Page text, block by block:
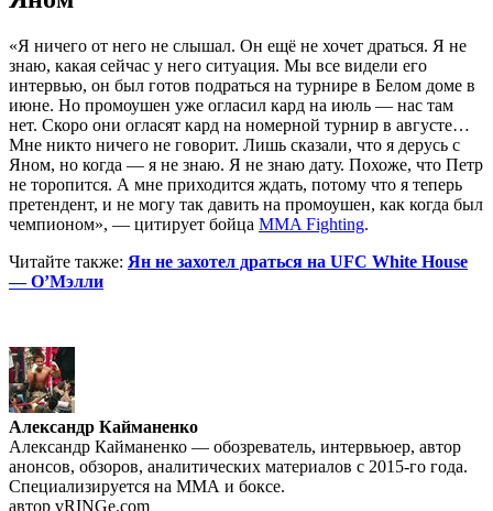
«Я ничего от него не слышал. Он ещё не хочет драться. Я не
знаю, какая сейчас у него ситуация. Мы все видели его
интервью, он был готов подраться на турнире в Белом доме в
июне. Но промоушен уже огласил кард на июль — нас там
нет. Скоро они огласят кард на номерной турнир в августе…
Мне никто ничего не говорит. Лишь сказали, что я дерусь с
Яном, но когда — я не знаю. Я не знаю дату. Похоже, что Петр
не торопится. А мне приходится ждать, потому что я теперь
претендент, и не могу так давить на промоушен, как когда был
чемпионом», — цитирует бойца MMA Fighting.
Читайте также: Ян не захотел драться на UFC White House
— О’Мэлли
Александр Кайманенко
Александр Кайманенко — обозреватель, интервьюер, автор
анонсов, обзоров, аналитических материалов с 2015-го года.
Специализируется на ММА и боксе.
автор vRINGe.com